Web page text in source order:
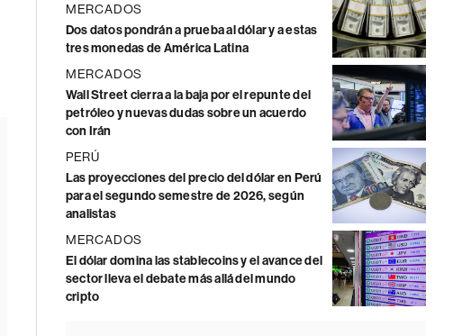
MERCADOS
Dos datos pondrán a prueba al dólar y a estas
tres monedas de América Latina
MERCADOS
Wall Street cierra a la baja por el repunte del
petróleo y nuevas dudas sobre un acuerdo
con Irán
PERÚ
Las proyecciones del precio del dólar en Perú
para el segundo semestre de 2026, según
analistas
MERCADOS
El dólar domina las stablecoins y el avance del
sector lleva el debate más allá del mundo
cripto